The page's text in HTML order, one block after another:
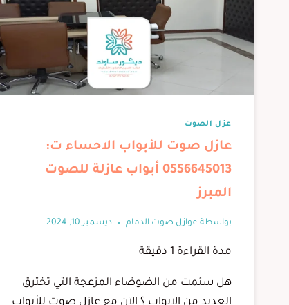
عزل الصوت
عازل صوت للأبواب الاحساء ت:
0556645013 أبواب عازلة للصوت
المبرز
بواسطة عوازل صوت الدمام ديسمبر 10, 2024
مدة القراءة دقيقة
هل سئمت من الضوضاء المزعجة التي تخترق
العديد من الابواب ؟ الآن مع عازل صوت للأبواب